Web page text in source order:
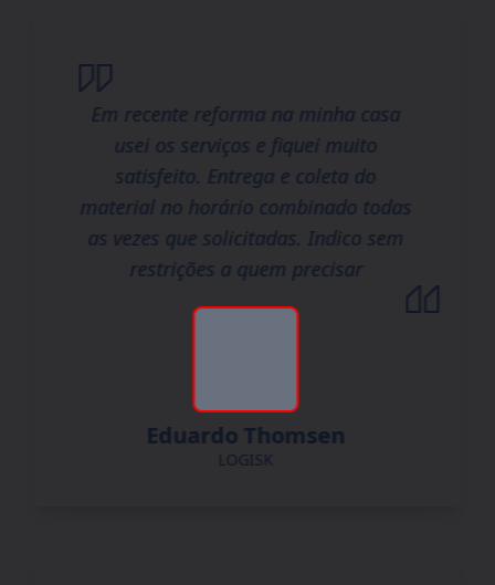
Em recente reforma na minha casa
usei os serviços e fiquei muito
satisfeito. Entrega e coleta do
material no horário combinado todas
as vezes que solicitadas. Indico sem
restrições a quem precisar
Eduardo Thomsen
LOGISK